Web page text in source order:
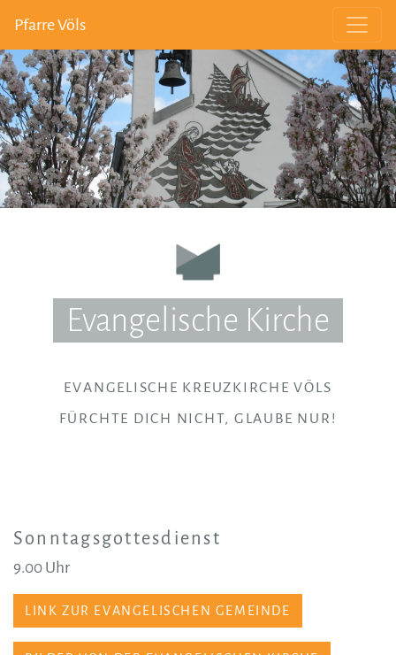
Pfarre Völs
Evangelische Kirche
EVANGELISCHE KREUZKIRCHE VÖLS
FÜRCHTE DICH NICHT, GLAUBE NUR!
Sonntagsgottesdienst
9.00 Uhr
LINK ZUR EVANGELISCHEN GEMEINDE